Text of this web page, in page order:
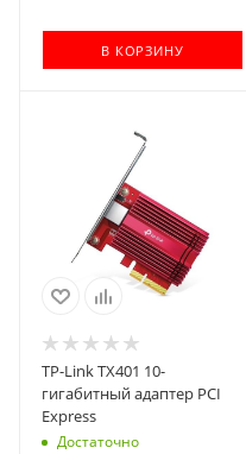
В КОРЗИНУ
TP-Link TX401 10-
гигабитный адаптер PCI
Express
Достаточно